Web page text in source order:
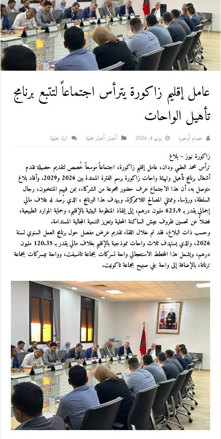
عامل إقليم زاكورة يترأس اجتماعاً لتتبع برنامج
تأهيل الواحات
عصام أوخويا يونيو 4, 2026 أخبار, أخبار محلية اترك تعليقا
زاكورة نيوز – بلاغ
ترأس محمد العلمي ودان، عامل إقليم زاكورة، اجتماعاً موسعاً خُصص لتقديم حصيلة تقدم
أشغال برنامج تأهيل وتهيئة واحات زاكورة برسم الفترة الممتدة بين 2026 و2029. وأفاد بلاغ
متوصل به، أن هذا الاجتماع عرف حضور مجموعة من الشركاء، بمن فيهم المنتخبون، رجال
السلطة، ورؤساء وممثلي المصالح اللاممركزة. ويهدف هذا البرنامج ، الذي رُصد له غلاف مالي
إجمالي يقدر بـ 623.9 مليون درهم، إلى إنقاذ المنظومة البيئية بالإقليم، وحماية الموارد الطبيعية،
فضلاً عن تحسين ظروف عيش الساكنة المحلية وتعزيز التنمية المجالية المستدامة.
وحسب ذات البلاغ، فقد تم خلال اللقاء تقديم عرض مفصل حول برنامج العمل السنوي لسنة
2026، والذي يستهدف ثلاث واحات نموذجية بالإقليم بغلاف مالي يقدر بـ 120.35 مليون
درهم، ويشمل هذا المخطط الاستعجالي واحة تسركات بجماعة تانسيفت، وواحة تيسركات بجماعة
ترناتة، بالإضافة إلى واحة بني صبيح بجماعة تاكونيت.